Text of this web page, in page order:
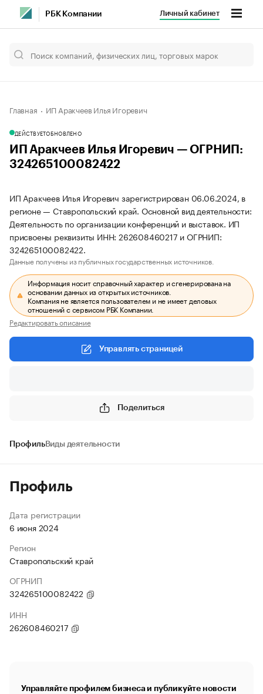
РБК Компании Личный кабинет
Главная ИП Аракчеев Илья Игоревич
ДЕЙСТВУЕТОБНОВЛЕНО
ИП Аракчеев Илья Игоревич — ОГРНИП:
324265100082422
ИП Аракчеев Илья Игоревич зарегистрирован 06.06.2024, в
регионе — Ставропольский край. Основной вид деятельности:
Деятельность по организации конференций и выставок. ИП
присвоены реквизиты ИНН: 262608460217 и ОГРНИП:
324265100082422.
Данные получены из публичных государственных источников.
Информация носит справочный характер и сгенерирована на
основании данных из открытых источников.
Компания не является пользователем и не имеет деловых
отношений с сервисом РБК Компании.
Редактировать описание
Управлять страницей
Поделиться
ПрофильВиды деятельности
Профиль
Дата регистрации
6 июня 2024
Регион
Ставропольский край
ОГРНИП
324265100082422
ИНН
262608460217
Управляйте профилем бизнеса и публикуйте новости